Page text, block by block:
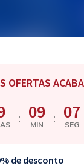
OFERTAS
: 09
MIN : 07
SEG
de desconto